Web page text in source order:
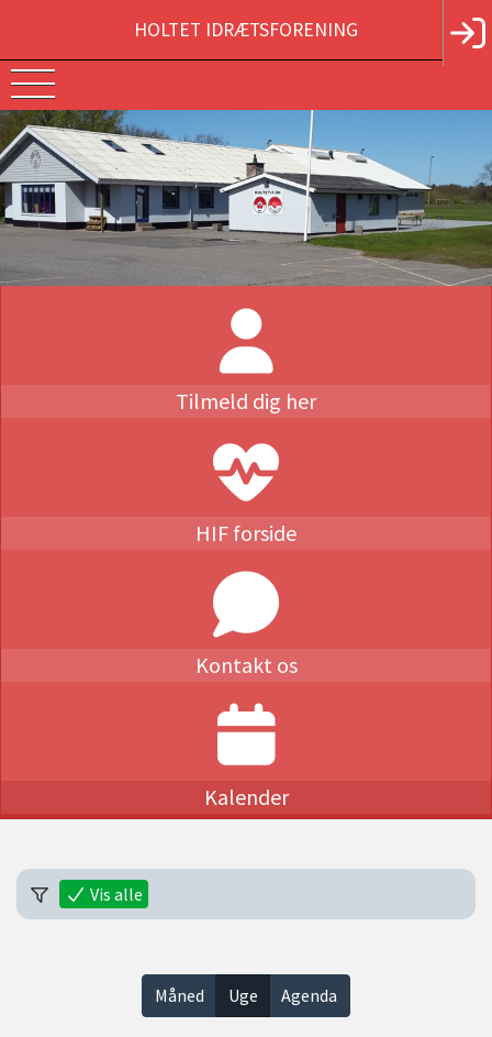
HOLTET IDRÆTSFORENING
Tilmeld dig her
HIF forside
Kontakt os
Kalender
Vis alle
Måned Uge Agenda